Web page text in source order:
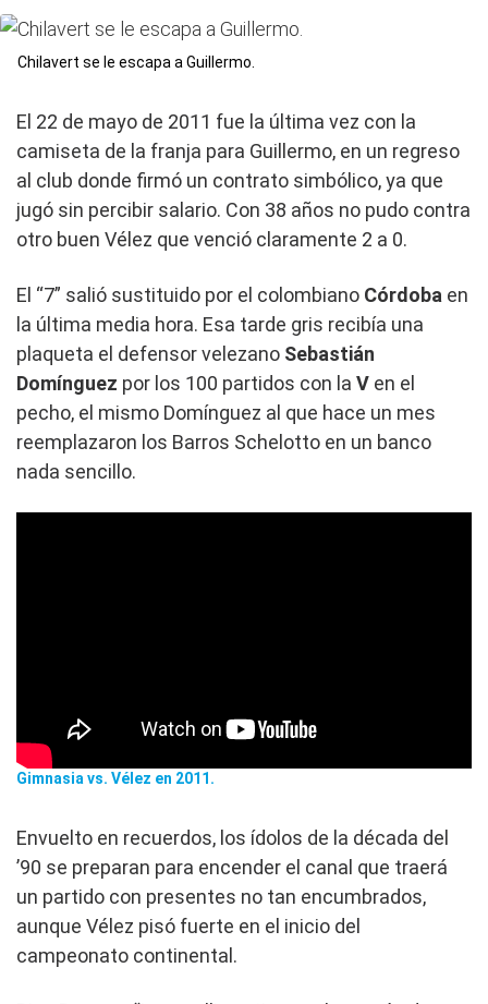
Chilavert se le escapa a Guillermo.
El 22 de mayo de 2011 fue la última vez con la
camiseta de la franja para Guillermo, en un regreso
al club donde firmó un contrato simbólico, ya que
jugó sin percibir salario. Con 38 años no pudo contra
otro buen Vélez que venció claramente 2 a 0.
El “7” salió sustituido por el colombiano Córdoba en
la última media hora. Esa tarde gris recibía una
plaqueta el defensor velezano Sebastián
Domínguez por los 100 partidos con la V en el
pecho, el mismo Domínguez al que hace un mes
reemplazaron los Barros Schelotto en un banco
nada sencillo.
Gimnasia vs. Vélez en 2011.
Envuelto en recuerdos, los ídolos de la década del
’90 se preparan para encender el canal que traerá
un partido con presentes no tan encumbrados,
aunque Vélez pisó fuerte en el inicio del
campeonato continental.